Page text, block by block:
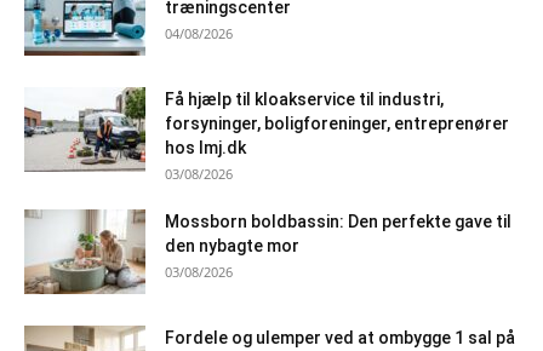
træningscenter
04/08/2026
Få hjælp til kloakservice til industri,
forsyninger, boligforeninger, entreprenører
hos lmj.dk
03/08/2026
Mossborn boldbassin: Den perfekte gave til
den nybagte mor
03/08/2026
Fordele og ulemper ved at ombygge 1 sal på